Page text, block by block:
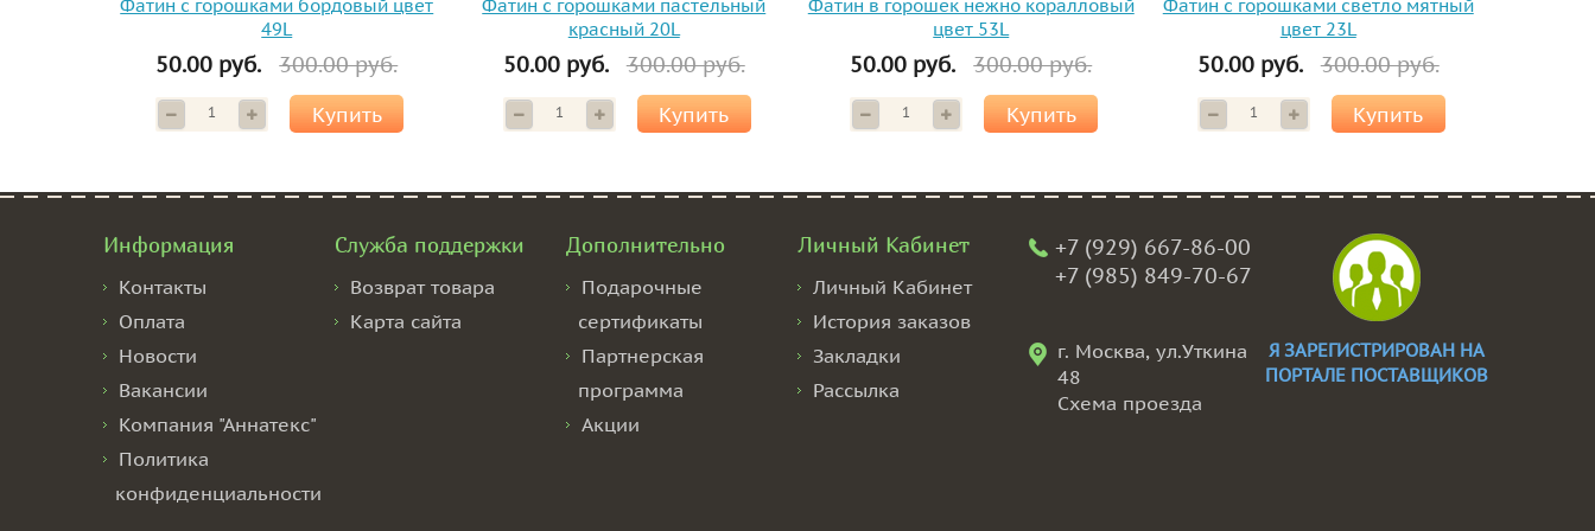
Фатин с горошками бордовый цвет
49L
50.00 руб. 300.00 руб.
Купить
Фатин с горошками пастельный
красный 20L
50.00 руб. 300.00 руб.
Купить
Фатин в горошек нежно коралловый
цвет 53L
50.00 руб. 300.00 руб.
Купить
Фатин с горошками светло мятный
цвет 23L
50.00 руб. 300.00 руб.
Купить
Информация
Контакты
Оплата
Новости
Вакансии
Компания "Аннатекс"
Политика
конфиденциальности
Служба поддержки
Возврат товара
Карта сайта
Дополнительно
Подарочные
сертификаты
Партнерская
программа
Акции
Личный Кабинет
Личный Кабинет
История заказов
Закладки
Рассылка
+7 (929) 667-86-00
+7 (985) 849-70-67
г. Москва, ул.Уткина
48
Схема проезда
Я ЗАРЕГИСТРИРОВАН НА
ПОРТАЛЕ ПОСТАВЩИКОВ